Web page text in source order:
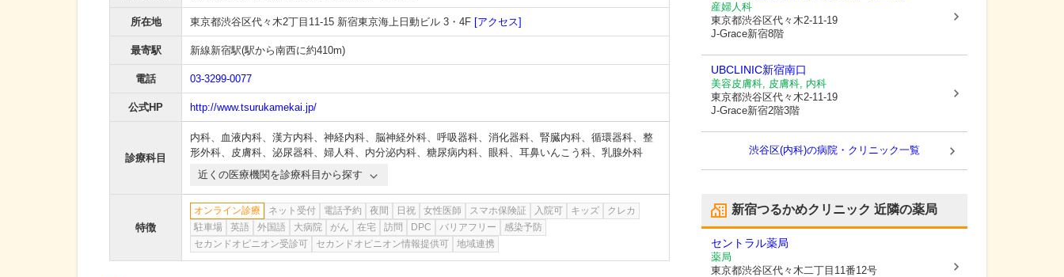
所在地 東京都渋谷区代々木2丁目11-15 新宿東京海上日動ビル 3・4F [アクセス]
最寄駅 新線新宿駅(駅から南西に約410m)
電話 03-3299-0077
公式HP http://www.tsurukamekai.jp/
診療科目
内科、 血液内科、 漢方内科、 神経内科、 脳神経外科、 呼吸器科、 消化器科、 腎臓内科、 循環器科、 整
形外科、 皮膚科、 泌尿器科、 婦人科、 内分泌内科、 糖尿病内科、 眼科、 耳鼻いんこう科、 乳腺外科
近くの医療機関を診療科目から探す
特徴
オンライン診療 ネット受付 電話予約 夜間 日祝 女性医師 スマホ保険証 入院可 キッズ
クレカ
駐車場
英語 外国語 大病院 がん 在宅 訪問 DPC バリアフリー
感染予防
セカンドオピニオン受診可
セカンドオピニオン情報提供可 地域連携
産婦人科
東京都渋谷区代々木2-11-19
J-Grace新宿8階
UBCLINIC新宿南口
美容皮膚科, 皮膚科, 内科
東京都渋谷区代々木2-11-19
J-Grace新宿2階3階
渋谷区(内科)の病院・クリニック一覧
新宿つるかめクリニック 近隣の薬局
セントラル薬局
薬局
東京都渋谷区代々木二丁目11番12号